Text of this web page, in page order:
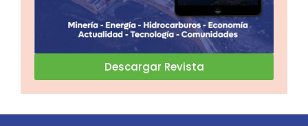
Descargar Revista